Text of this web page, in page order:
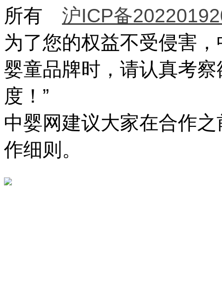
所有 沪ICP备
为了您的权益不受侵害
婴童品牌时，请认真考
度！”
中婴网建议大家在合作
作细则。